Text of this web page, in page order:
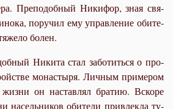
Пре­по­доб­ный Ни­ки­фор, зная свя­
по­ру­чил ему управ­ле­ние оби­те­
бо­лен.
Ни­ки­та стал за­бо­тить­ся о про­
мо­на­сты­ря. Лич­ным при­ме­ром
он на­став­лял бра­тию. Вско­ре
на­сель­ни­ков оби­те­ли при­влек­ла ту­